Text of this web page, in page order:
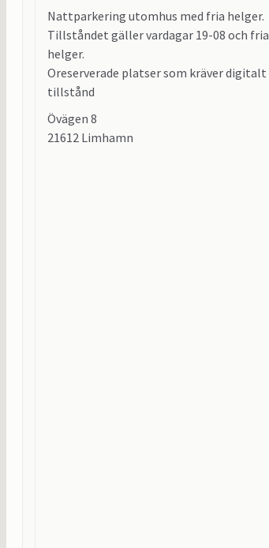
Nattparkering utomhus med fria helger.
Tillståndet gäller vardagar 19-08 och fria
helger.
Oreserverade platser som kräver digitalt
tillstånd
Övägen 8
21612 Limhamn